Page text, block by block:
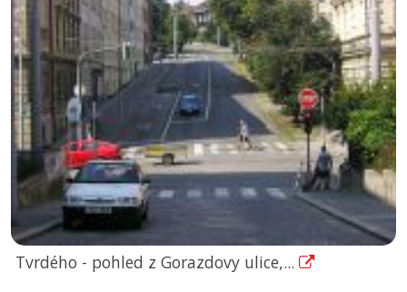
Tvrdého - pohled z Gorazdovy ulice,...